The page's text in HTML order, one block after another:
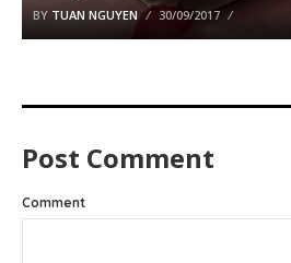
BY TUAN NGUYEN 30/09/2017
Post Comment
Comment